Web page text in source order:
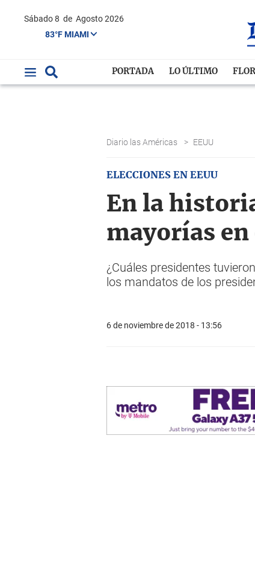
Sábado 8 de Agosto 2026
83°F MIAMI
PORTADA LO ÚLTIMO
Diario las Américas > EEUU
ELECCIONES EN EEUU
En la
mayorías en
¿Cuáles presidentes
los mandatos de los
6 de noviembre de 2018 - 13:56